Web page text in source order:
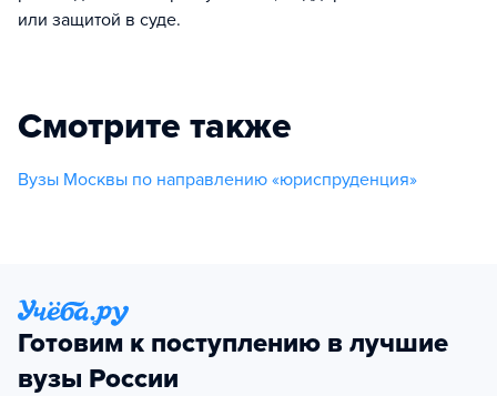
или защитой в суде.
Смотрите также
Вузы Москвы по направлению «юриспруденция»
Готовим к поступлению в лучшие
вузы России